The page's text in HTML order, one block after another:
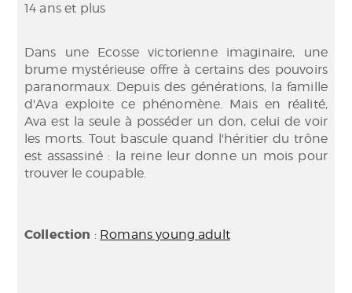
14 ans et plus
Dans une Ecosse victorienne imaginaire, une
brume mystérieuse offre à certains des pouvoirs
paranormaux. Depuis des générations, la famille
d'Ava exploite ce phénomène. Mais en réalité,
Ava est la seule à posséder un don, celui de voir
les morts. Tout bascule quand l'héritier du trône
est assassiné : la reine leur donne un mois pour
trouver le coupable.
Collection : Romans young adult